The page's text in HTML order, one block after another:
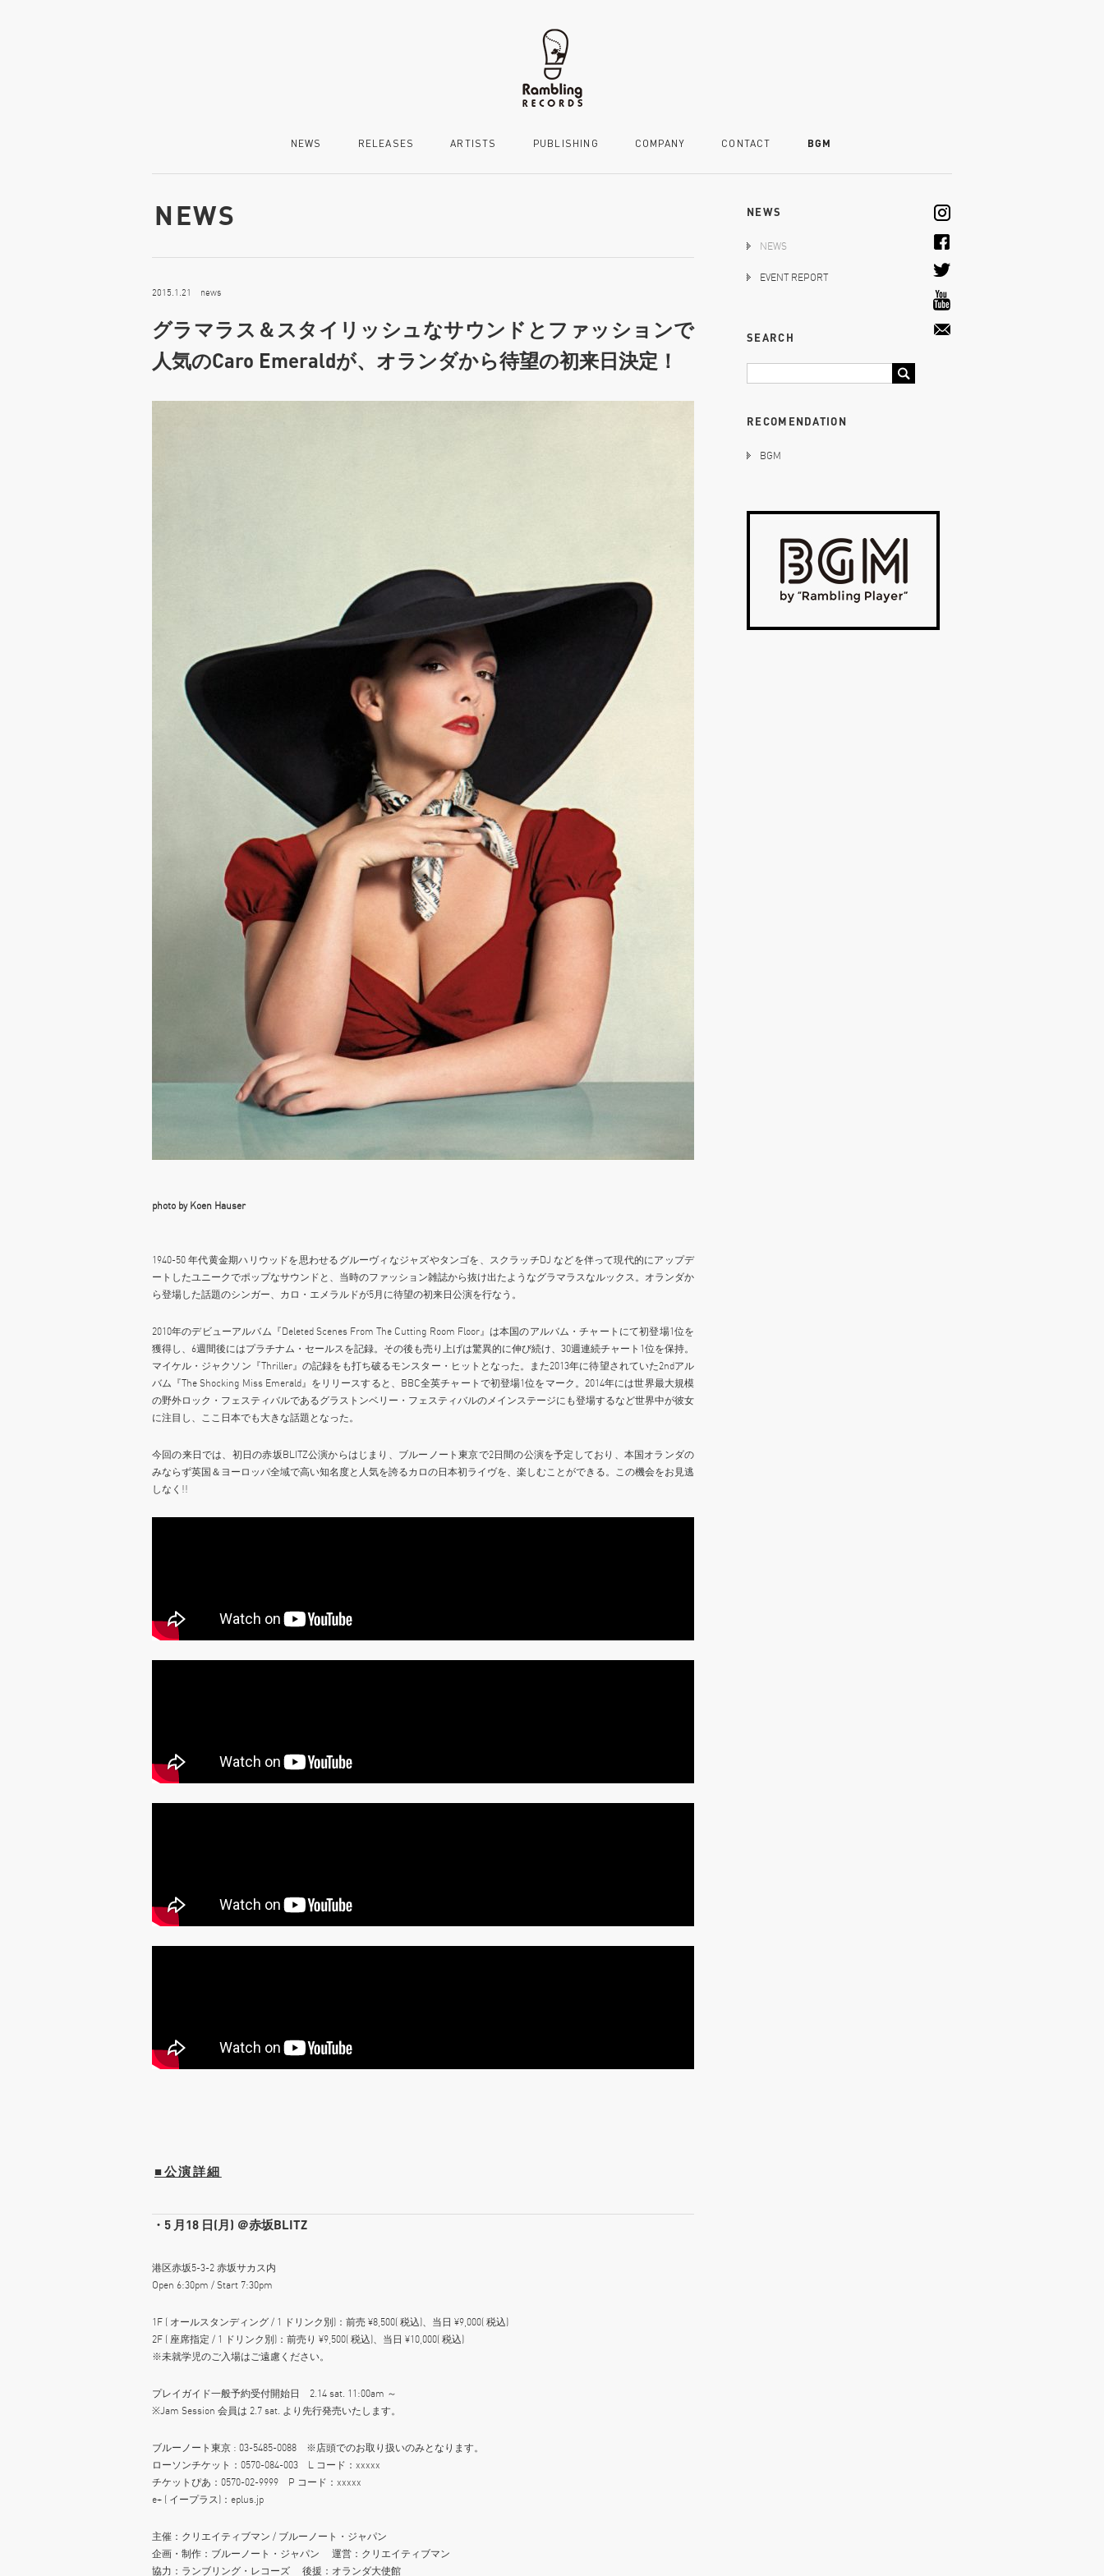
NEWS RELEASES ARTISTS PUBLISHING COMPANY CONTACT BGM
NEWS
2015.1.21 news
グラマラス＆スタイリッシュなサウンドとファッションで
人気のCaro Emeraldが、オランダから待望の初来日決定！
photo by Koen Hauser
1940-50 年代黄金期ハリウッドを思わせるグルーヴィなジャズやタンゴを、スクラッチDJ などを伴って現代的にアップデ
ートしたユニークでポップなサウンドと、当時のファッション雑誌から抜け出たようなグラマラスなルックス。オランダか
ら登場した話題のシンガー、カロ・エメラルドが5月に待望の初来日公演を行なう。
2010年のデビューアルバム『Deleted Scenes From The Cutting Room Floor』は本国のアルバム・チャートにて初登場1位を
獲得し、6週間後にはプラチナム・セールスを記録。その後も売り上げは驚異的に伸び続け、30週連続チャート1位を保持。
マイケル・ジャクソン『Thriller』の記録をも打ち破るモンスター・ヒットとなった。また2013年に待望されていた2ndアル
バム『The Shocking Miss Emerald』をリリースすると、BBC全英チャートで初登場1位をマーク。2014年には世界最大規模
の野外ロック・フェスティバルであるグラストンベリー・フェスティバルのメインステージにも登場するなど世界中が彼女
に注目し、ここ日本でも大きな話題となった。
今回の来日では、初日の赤坂BLITZ公演からはじまり、ブルーノート東京で2日間の公演を予定しており、本国オランダの
みならず英国＆ヨーロッパ全域で高い知名度と人気を誇るカロの日本初ライヴを、楽しむことができる。この機会をお見逃
しなく!!
■公演詳細
・5 月18 日(月) ＠赤坂BLITZ
港区赤坂5-3-2 赤坂サカス内
Open 6:30pm / Start 7:30pm
1F ( オールスタンディング / 1 ドリンク別)：前売 ¥8,500( 税込)、当日 ¥9,000( 税込)
2F ( 座席指定 / 1 ドリンク別)：前売り ¥9,500( 税込)、当日 ¥10,000( 税込)
※未就学児のご入場はご遠慮ください。
プレイガイド一般予約受付開始日 2.14 sat. 11:00am ～
※Jam Session 会員は 2.7 sat. より先行発売いたします。
ブルーノート東京 : 03-5485-0088 ※店頭でのお取り扱いのみとなります。
ローソンチケット：0570-084-003 L コード：xxxxx
チケットぴあ：0570-02-9999 P コード：xxxxx
e+ ( イープラス)：eplus.jp
主催：クリエイティブマン / ブルーノート・ジャパン
企画・制作：ブルーノート・ジャパン 運営：クリエイティブマン
協力：ランブリング・レコーズ 後援：オランダ大使館
NEWS
NEWS
EVENT REPORT
SEARCH
RECOMENDATION
BGM